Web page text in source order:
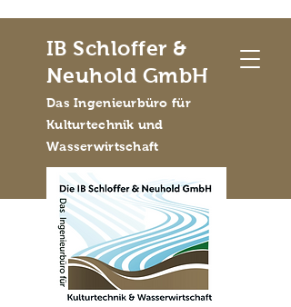
IB Schloffer &
Neuhold GmbH
Das Ingenieurbüro für
Kulturtechnik und
Wasserwirtschaft